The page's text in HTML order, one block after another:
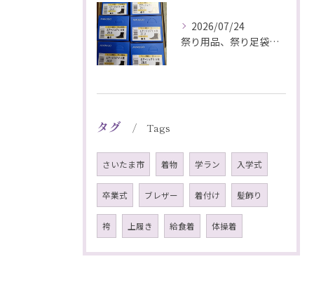
2026/07/24
祭り用品、祭り足袋特価販売中
タグ Tags
さいたま市 着物 学ラン 入学式
卒業式 ブレザー 着付け 髪飾り
袴 上履き 給食着 体操着